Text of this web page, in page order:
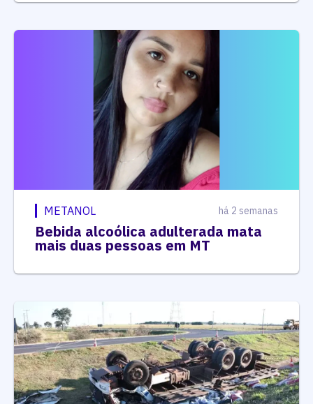
METANOL há 2 semanas
Bebida alcoólica adulterada mata
mais duas pessoas em MT